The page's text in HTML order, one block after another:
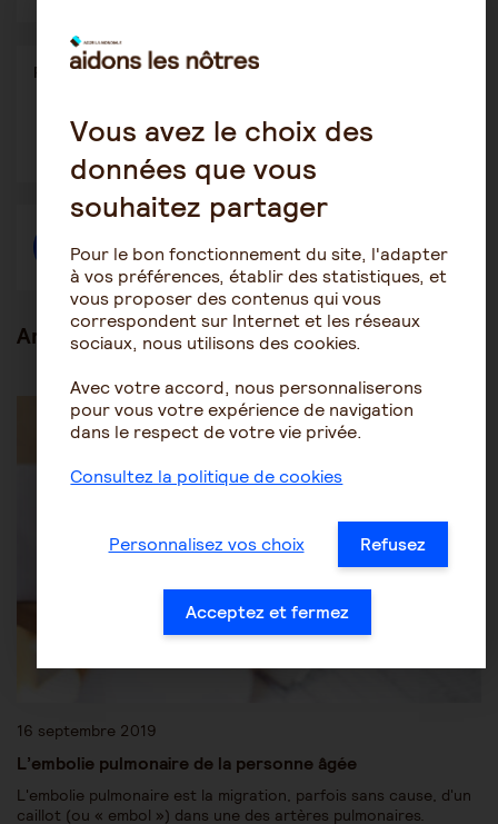
Partager l'articlePartager
Ouvrir
une
autre
fenêtre
Ouvrir
une
autre
Ouvrir
une
autre
Créer une discussion à propos de l'article
Articles en lien
Les pathologies du vieillissement Autres pathologies
16 septembre 2019
L’embolie pulmonaire de la personne âgée
L'embolie pulmonaire est la migration, parfois sans cause, d'un
caillot (ou « embol ») dans une des artères pulmonaires.
Vous avez le choix des
données que vous
souhaitez partager
Pour le bon fonctionnement du site, l'adapter
à vos préférences, établir des statistiques, et
vous proposer des contenus qui vous
correspondent sur Internet et les réseaux
sociaux, nous utilisons des cookies.
Avec votre accord, nous personnaliserons
pour vous votre expérience de navigation
dans le respect de votre vie privée.
Consultez la politique de cookies
Personnalisez vos choix Refusez
Acceptez et fermez